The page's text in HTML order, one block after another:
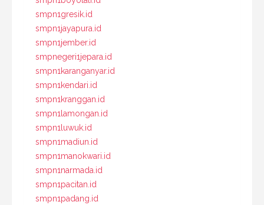
smpn1gresik.id
smpn1jayapura.id
smpn1jember.id
smpnegeri1jepara.id
smpn1karanganyar.id
smpn1kendari.id
smpn1kranggan.id
smpn1lamongan.id
smpn1luwuk.id
smpn1madiun.id
smpn1manokwari.id
smpn1narmada.id
smpn1pacitan.id
smpn1padang.id